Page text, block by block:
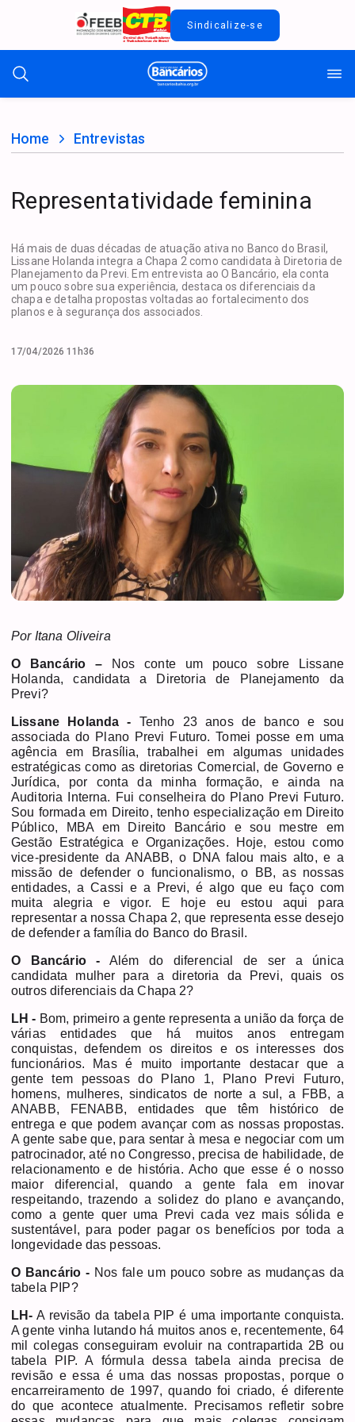
Sindicalize-se
Home Entrevistas
Representatividade feminina
Há mais de duas décadas de atuação ativa no Banco do Brasil,
Lissane Holanda integra a Chapa 2 como candidata à Diretoria de
Planejamento da Previ. Em entrevista ao O Bancário, ela conta
um pouco sobre sua experiência, destaca os diferenciais da
chapa e detalha propostas voltadas ao fortalecimento dos
planos e à segurança dos associados.
17/04/2026 11h36
Por Itana Oliveira
O Bancário – Nos conte um pouco sobre Lissane
Holanda, candidata a Diretoria de Planejamento da
Previ?
Lissane Holanda - Tenho 23 anos de banco e sou
associada do Plano Previ Futuro. Tomei posse em uma
agência em Brasília, trabalhei em algumas unidades
estratégicas como as diretorias Comercial, de Governo e
Jurídica, por conta da minha formação, e ainda na
Auditoria Interna. Fui conselheira do Plano Previ Futuro.
Sou formada em Direito, tenho especialização em Direito
Público, MBA em Direito Bancário e sou mestre em
Gestão Estratégica e Organizações. Hoje, estou como
vice-presidente da ANABB, o DNA falou mais alto, e a
missão de defender o funcionalismo, o BB, as nossas
entidades, a Cassi e a Previ, é algo que eu faço com
muita alegria e vigor. E hoje eu estou aqui para
representar a nossa Chapa 2, que representa esse desejo
de defender a família do Banco do Brasil.
O Bancário - Além do diferencial de ser a única
candidata mulher para a diretoria da Previ, quais os
outros diferenciais da Chapa 2?
LH - Bom, primeiro a gente representa a união da força de
várias entidades que há muitos anos entregam
conquistas, defendem os direitos e os interesses dos
funcionários. Mas é muito importante destacar que a
gente tem pessoas do Plano 1, Plano Previ Futuro,
homens, mulheres, sindicatos de norte a sul, a FBB, a
ANABB, FENABB, entidades que têm histórico de
entrega e que podem avançar com as nossas propostas.
A gente sabe que, para sentar à mesa e negociar com um
patrocinador, até no Congresso, precisa de habilidade, de
relacionamento e de história. Acho que esse é o nosso
maior diferencial, quando a gente fala em inovar
respeitando, trazendo a solidez do plano e avançando,
como a gente quer uma Previ cada vez mais sólida e
sustentável, para poder pagar os benefícios por toda a
longevidade das pessoas.
O Bancário - Nos fale um pouco sobre as mudanças da
tabela PIP?
LH- A revisão da tabela PIP é uma importante conquista.
A gente vinha lutando há muitos anos e, recentemente, 64
mil colegas conseguiram evoluir na contrapartida 2B ou
tabela PIP. A fórmula dessa tabela ainda precisa de
revisão e essa é uma das nossas propostas, porque o
encarreiramento de 1997, quando foi criado, é diferente
do que acontece atualmente. Precisamos refletir sobre